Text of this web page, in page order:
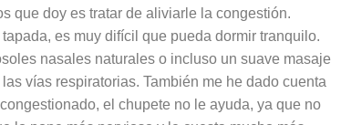
que doy es tratar de aliviarle la congestión.
es muy difícil que pueda dormir tranquilo.
nasales naturales o incluso un suave masaje
vías respiratorias. También me he dado cuenta
el chupete no le ayuda, ya que no